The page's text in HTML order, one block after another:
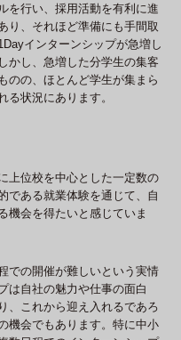
を行い、採用活動を有利に進
り、それほど準備にも手間取
インターンシップが急増し
かし、急増した分学生の集客
のの、ほとんど学生が集まら
る状況にあります。
上位校を中心とした一定数の
である就業体験を通じて、自
機会を得たいと感じていま
での開催が難しいという実情
は自社の魅力や仕事の面白
、これから迎え入れるであろ
機会でもあります。特に中小